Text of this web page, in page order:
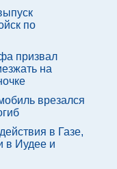
по
призвал
на
врезался
в Газе,
в Иудее и